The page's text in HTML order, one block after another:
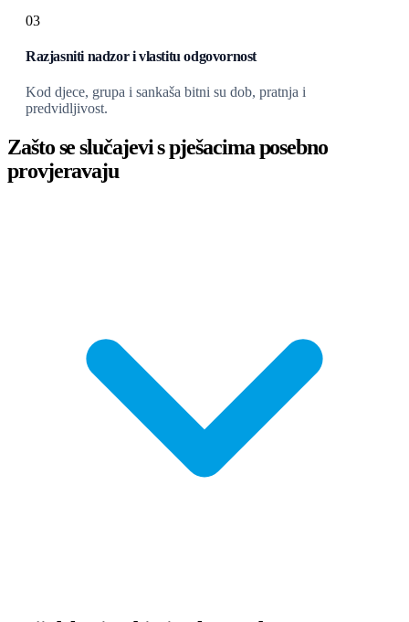
03
Razjasniti nadzor i vlastitu odgovornost
Kod djece, grupa i sankaša bitni su dob, pratnja i
predvidljivost.
Zašto se slučajevi s pješacima posebno
provjeravaju